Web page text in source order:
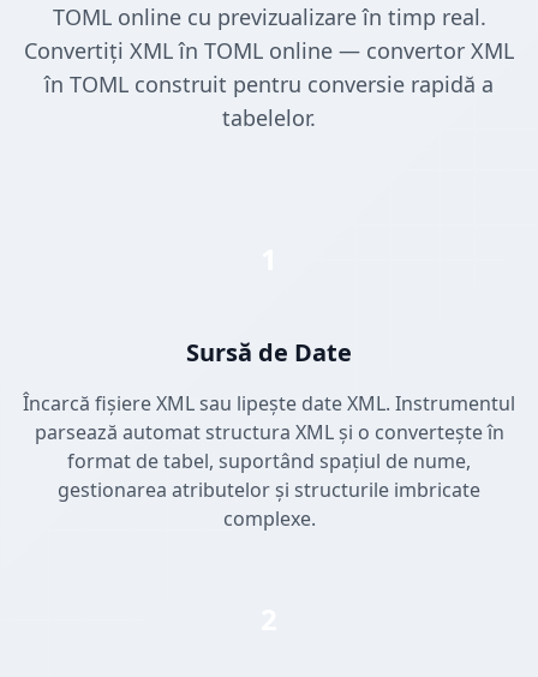
TOML online cu previzualizare în timp real.
Convertiți XML în TOML online — convertor XML
în TOML construit pentru conversie rapidă a
tabelelor.
Sursă de Date
Încarcă fișiere XML sau lipește date XML. Instrumentul
parsează automat structura XML și o convertește în
format de tabel, suportând spațiul de nume,
gestionarea atributelor și structurile imbricate
complexe.